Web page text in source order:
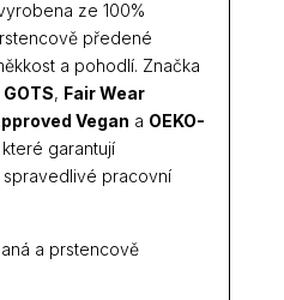
ze 100%
předené
a pohodlí. Značka
GOTS, Fair Wear
Vegan a OEKO-
které garantují
pracovní
a prstencově